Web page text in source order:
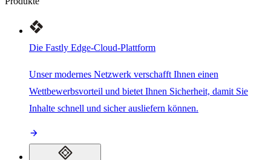
Die Fastly Edge-Cloud-Plattform
Unser modernes Netzwerk verschafft Ihnen einen
Wettbewerbsvorteil und bietet Ihnen Sicherheit, damit Sie
Inhalte schnell und sicher ausliefern können.